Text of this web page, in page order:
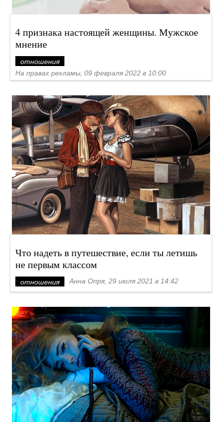
4 признака настоящей женщины. Мужское
мнение
отношения
На правах рекламы, 09 февраля 2022 в 10:00
Что надеть в путешествие, если ты летишь
не первым классом
отношения Анна Опря, 29 июля 2021 в 14:42